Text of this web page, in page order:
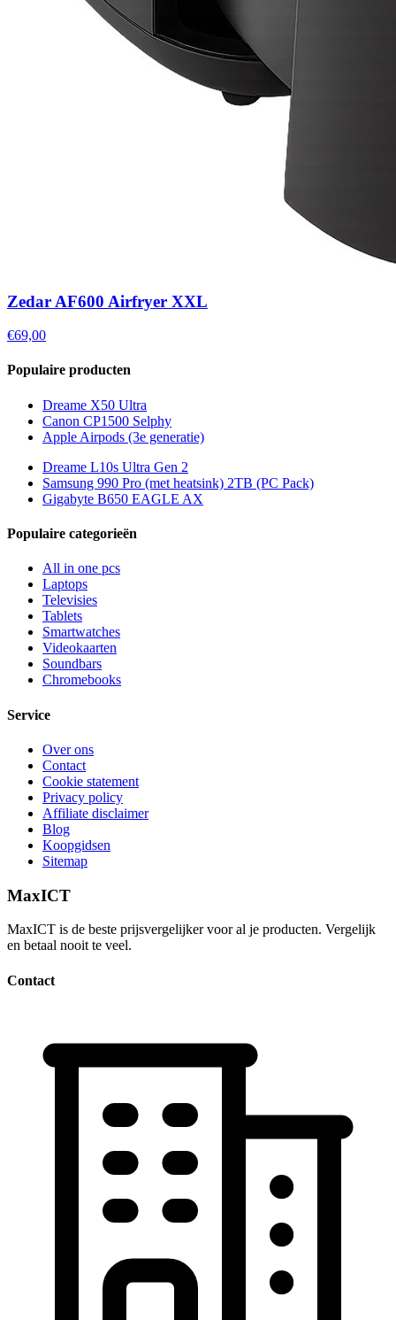
Zedar AF600 Airfryer XXL
€69,00
Populaire producten
Dreame X50 Ultra
Canon CP1500 Selphy
Apple Airpods (3e generatie)
Dreame L10s Ultra Gen 2
Samsung 990 Pro (met heatsink) 2TB (PC Pack)
Gigabyte B650 EAGLE AX
Populaire categorieën
All in one pcs
Laptops
Televisies
Tablets
Smartwatches
Videokaarten
Soundbars
Chromebooks
Service
Over ons
Contact
Cookie statement
Privacy policy
Affiliate disclaimer
Blog
Koopgidsen
Sitemap
MaxICT
MaxICT is de beste prijsvergelijker voor al je producten. Vergelijk
en betaal nooit te veel.
Contact